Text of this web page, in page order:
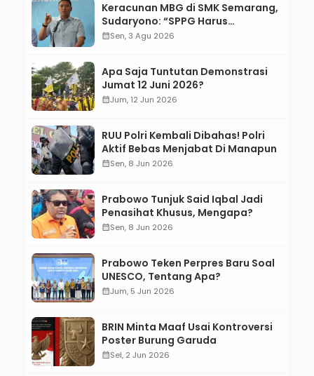
Keracunan MBG di SMK Semarang,
Sudaryono: “SPPG Harus
Bertanggung Jawab!”
calendar_monthSen, 3 Agu 2026
Apa Saja Tuntutan Demonstrasi
Jumat 12 Juni 2026?
calendar_monthJum, 12 Jun 2026
RUU Polri Kembali Dibahas! Polri
Aktif Bebas Menjabat Di Manapun
calendar_monthSen, 8 Jun 2026
Prabowo Tunjuk Said Iqbal Jadi
Penasihat Khusus, Mengapa?
calendar_monthSen, 8 Jun 2026
Prabowo Teken Perpres Baru Soal
UNESCO, Tentang Apa?
calendar_monthJum, 5 Jun 2026
BRIN Minta Maaf Usai Kontroversi
Poster Burung Garuda
calendar_monthSel, 2 Jun 2026